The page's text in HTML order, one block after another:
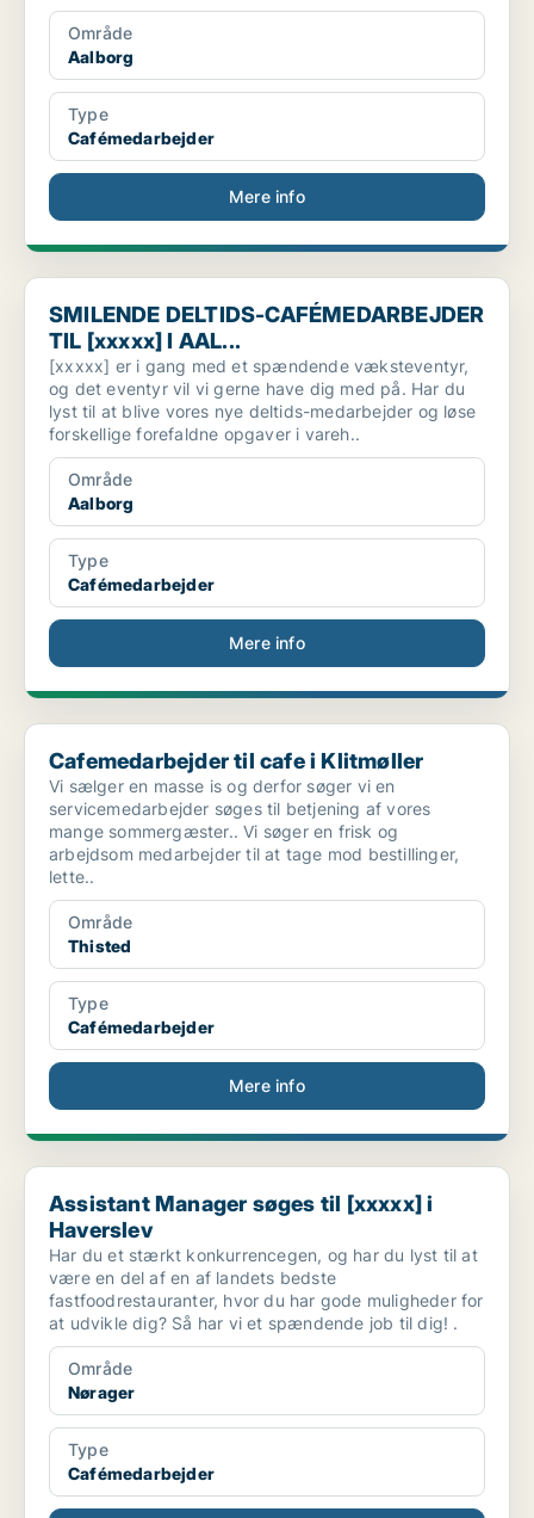
Område
Aalborg
Type
Cafémedarbejder
Mere info
SMILENDE DELTIDS-CAFÉMEDARBEJDER TIL [xxxxx] I AAL...
SMILENDE DELTIDS-CAFÉMEDARBEJDER
TIL [xxxxx] I AAL...
[xxxxx] er i gang med et spændende væksteventyr,
og det eventyr vil vi gerne have dig med på. Har du
lyst til at blive vores nye deltids-medarbejder og løse
forskellige forefaldne opgaver i vareh..
Område
Aalborg
Type
Cafémedarbejder
Mere info
Cafemedarbejder til cafe i Klitmøller
Cafemedarbejder til cafe i Klitmøller
Vi sælger en masse is og derfor søger vi en
servicemedarbejder søges til betjening af vores
mange sommergæster.. Vi søger en frisk og
arbejdsom medarbejder til at tage mod bestillinger,
lette..
Område
Thisted
Type
Cafémedarbejder
Mere info
Assistant Manager søges til [xxxxx] i Haverslev
Assistant Manager søges til [xxxxx] i
Haverslev
Har du et stærkt konkurrencegen, og har du lyst til at
være en del af en af landets bedste
fastfoodrestauranter, hvor du har gode muligheder for
at udvikle dig? Så har vi et spændende job til dig! .
Område
Nørager
Type
Cafémedarbejder